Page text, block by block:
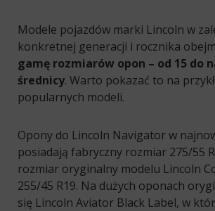
Modele pojazdów marki Lincoln w
konkretnej generacji i rocznika
gamę rozmiarów opon – od 15 do
średnicy. Warto pokazać to na
popularnych modeli.
Opony do Lincoln Navigator w
posiadają fabryczny rozmiar 275/55
rozmiar oryginalny modelu Lincoln
255/45 R19. Na dużych oponach
się Lincoln Aviator Black Label, w